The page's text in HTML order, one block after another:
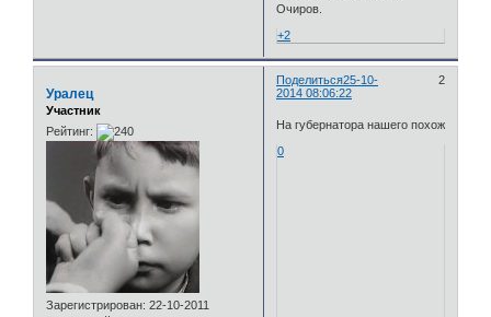
Очиров.
+2
Поделиться 2
25-10-
2014 08:06:22
Уралец
Участник
Рейтинг:
Зарегистрирован: 22-10-2011
На губернатора нашего похож
0